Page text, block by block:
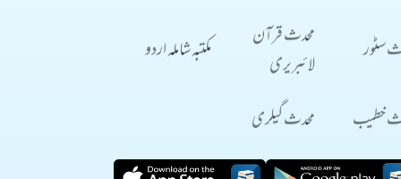
سٹور
محدث قرآن
لائبریری
مکتبہ شاملہ اردو
خطیب محدث گیلری